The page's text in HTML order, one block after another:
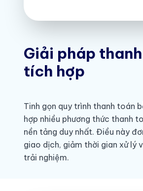
Giải pháp
tích hợp
Tinh gọn quy trình thanh toán
hợp nhiều phương thức thanh
nền tảng duy nhất. Điều này
giao dịch, giảm thời gian xử lý
trải nghiệm.